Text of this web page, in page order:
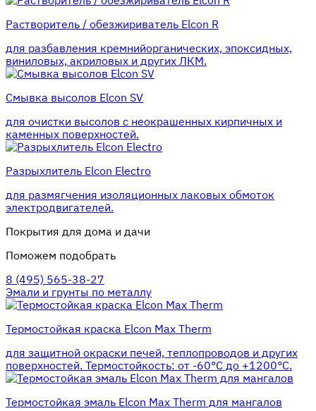
Растворитель / обезжириватель Elcon R
для разбавления кремнийорганических, эпоксидных,
виниловых, акриловых и других ЛКМ.
Смывка высолов Elcon SV
для очистки высолов с неокрашенных кирпичных и
каменных поверхностей.
Разрыхлитель Elcon Electro
для размягчения изоляционных лаковых обмоток
электродвигателей.
Покрытия для дома и дачи
Поможем подобрать
8 (495) 565-38-27
Эмали и грунты по металлу
Термостойкая краска Elcon Max Therm
для защитной окраски печей, теплопроводов и других
поверхностей. Термостойкость: от -60°С до +1200°С.
Термостойкая эмаль Elcon Max Therm для мангалов